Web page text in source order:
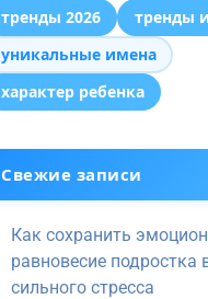
тренды 2026
тренды
уникальные имена
характер ребенка
Свежие записи
Как сохранить
равновесие подростка
сильного стресса